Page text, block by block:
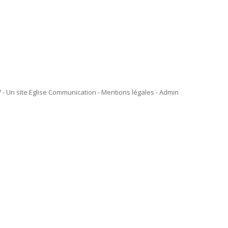
Un site Eglise Communication - Mentions légales -Admin